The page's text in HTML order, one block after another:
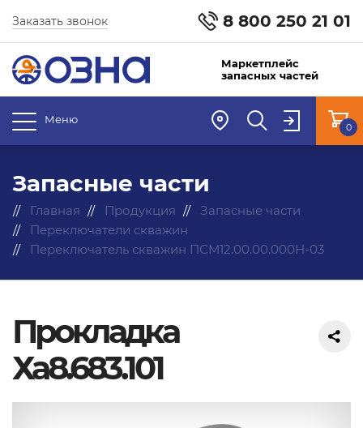
8 800 250 21 01
Заказать звонок
Маркетплейс
запасных частей
Меню
0
Запасные части
Главная Продукция
Запасные части
Переключатели скважин
Переключатель скважин ПСМ12.00.00.000Н-03
Прокладка
Ха8.683.101